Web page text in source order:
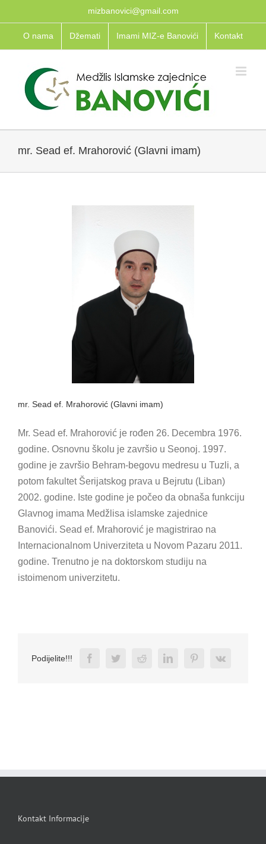
to
content
mizbanovici@gmail.com
O nama Džemati Imami MIZ-e Banovići Kontakt
mr. Sead ef. Mrahorović (Glavni imam)
mr. Sead ef. Mrahorović (Glavni imam)
Mr. Sead ef. Mrahorović je rođen 26. Decembra 1976.
godine. Osnovnu školu je završio u Seonoj. 1997.
godine je završio Behram-begovu medresu u Tuzli, a
potom fakultet Šerijatskog prava u Bejrutu (Liban)
2002. godine. Iste godine je počeo da obnaša funkciju
Glavnog imama Medžlisa islamske zajednice
Banovići. Sead ef. Mrahorović je magistrirao na
Internacionalnom Univerziteta u Novom Pazaru 2011.
godine. Trenutno je na doktorskom studiju na
istoimenom univerzitetu.
Podijelite!!! FacebookTwitterRedditLinkedInPinterestVk
Kontakt Informacije